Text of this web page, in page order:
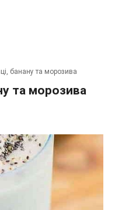
банану та морозива
та морозива